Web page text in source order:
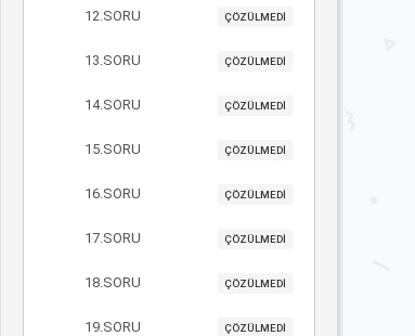
12.SORU ÇÖZÜLMEDİ
13.SORU ÇÖZÜLMEDİ
14.SORU ÇÖZÜLMEDİ
15.SORU ÇÖZÜLMEDİ
16.SORU ÇÖZÜLMEDİ
17.SORU ÇÖZÜLMEDİ
18.SORU ÇÖZÜLMEDİ
19.SORU ÇÖZÜLMEDİ